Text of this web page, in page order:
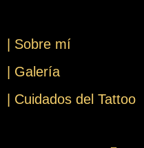
| Sobre mí
| Galería
| Cuidados del Tattoo